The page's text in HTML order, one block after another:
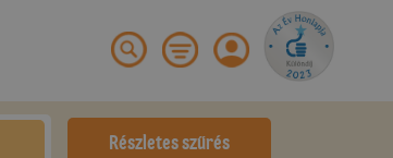
Részletes szűrés